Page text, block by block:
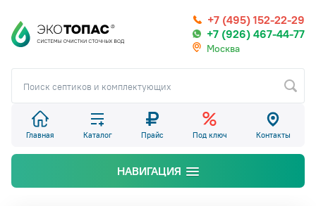
+7 (495) 152-22-29
+7 (926) 467-44-77
Москва
Главная Каталог Прайс Под ключ Контакты
НАВИГАЦИЯ